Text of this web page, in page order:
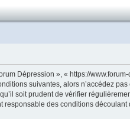
Dépression », « https://
suivantes, alors n’accédez
soit prudent de vérifier
des conditions découlant